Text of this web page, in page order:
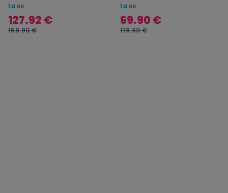
Laos
127.92 €
159.90 €
Laos
69.90 €
119.90 €